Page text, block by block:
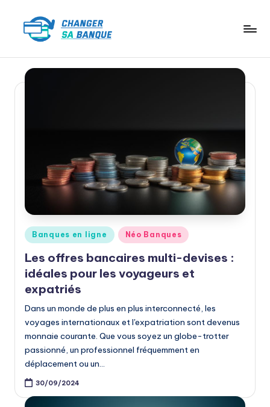
Posted
in
Banques en ligne Néo Banques
Les offres bancaires multi-devises :
idéales pour les voyageurs et
expatriés
Dans un monde de plus en plus interconnecté, les
voyages internationaux et l'expatriation sont devenus
monnaie courante. Que vous soyez un globe-trotter
passionné, un professionnel fréquemment en
déplacement ou un…
30/09/2024